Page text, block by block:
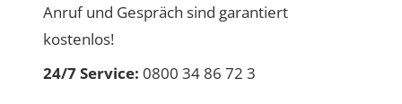
Anruf und Gespräch sind garantiert
kostenlos!
24/7 Service: 0800 34 86 72 3